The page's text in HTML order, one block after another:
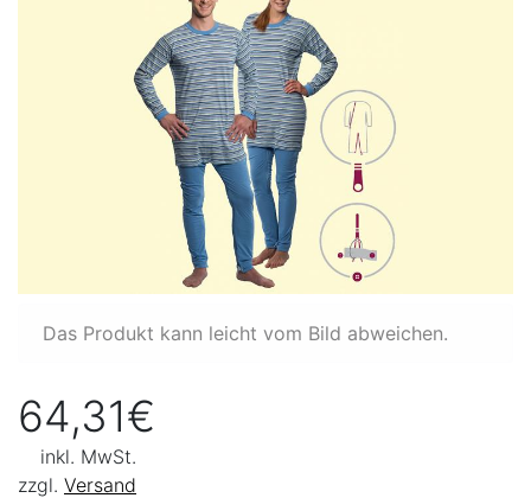
Das Produkt kann leicht vom Bild abweichen.
64,31€
inkl. MwSt.
zzgl. Versand